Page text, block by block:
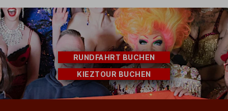
RUNDFAHRT BUCHEN
KIEZTOUR BUCHEN